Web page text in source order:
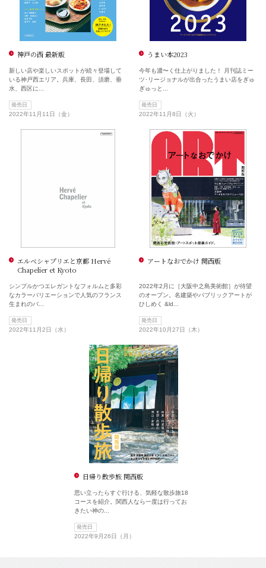
神戸の西 最新版
新しい店や楽しいスポットが続々登場して
いる神戸西エリア。兵庫、長田、須磨、垂
水、西区に...
発売日
2022年11月11日（金）
うまい本2023
今年も濃〜く仕上がりました！ 月刊誌ミー
ツ･リージョナルが出合ったうまい店をぎゅ
ぎゅっと...
発売日
2022年11月8日（火）
エルベシャプリエと京都 Hervé
Chapelier et Kyoto
シンプルかつエレガントなフォルムと多彩
なカラーバリエーションで人気のフランス
生まれのバ...
発売日
2022年11月2日（水）
アートなおでかけ 関西版
2022年2月に［大阪中之島美術館］が待望
のオープン。名建築やパブリックアートが
ひしめく &ld...
発売日
2022年10月27日（木）
日帰り散歩旅 関西版
思い立ったらすぐ行ける、気軽な散歩旅18
コースを紹介。関西人なら一度は行ってお
きたい神の...
発売日
2022年9月26日（月）